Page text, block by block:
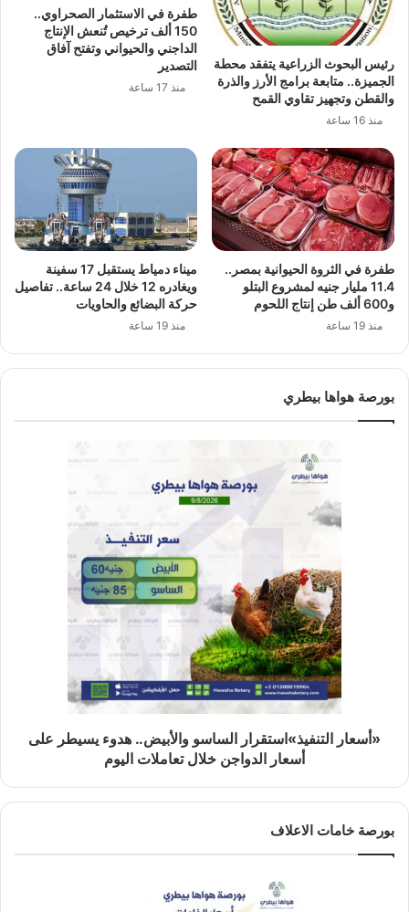
رئيس البحوث الزراعية يتفقد محطة
الجميزة.. متابعة برامج الأرز والذرة
والقطن وتجهيز تقاوي القمح
منذ 16 ساعة
طفرة في الاستثمار الصحراوي..
150 ألف ترخيص تُنعش الإنتاج
الداجني والحيواني وتفتح آفاق
التصدير
منذ 17 ساعة
طفرة في الثروة الحيوانية بمصر..
11.4 مليار جنيه لمشروع البتلو
و600 ألف طن إنتاج اللحوم
منذ 19 ساعة
ميناء دمياط يستقبل 17 سفينة
ويغادره 12 خلال 24 ساعة.. تفاصيل
حركة البضائع والحاويات
منذ 19 ساعة
بورصة هواها بيطري
«أسعار التنفيذ»استقرار الساسو والأبيض.. هدوء يسيطر على
أسعار الدواجن خلال تعاملات اليوم
بورصة خامات الاعلاف